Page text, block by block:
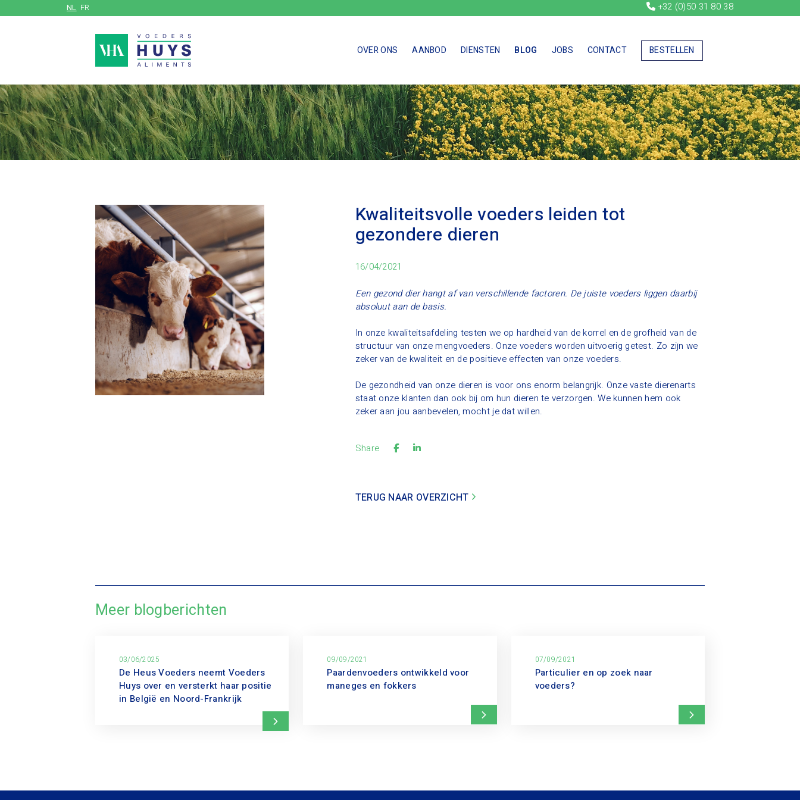
NL FR +32 (0)50 31 80 38
OVER ONS AANBOD DIENSTEN BLOG JOBS CONTACT BESTELLEN
Kwaliteitsvolle voeders leiden tot
gezondere dieren
16/04/2021
Een gezond dier hangt af van verschillende factoren. De juiste voeders liggen daarbij
absoluut aan de basis.
In onze kwaliteitsafdeling testen we op hardheid van de korrel en de grofheid van de
structuur van onze mengvoeders. Onze voeders worden uitvoerig getest. Zo zijn we
zeker van de kwaliteit en de positieve effecten van onze voeders.
De gezondheid van onze dieren is voor ons enorm belangrijk. Onze vaste dierenarts
staat onze klanten dan ook bij om hun dieren te verzorgen. We kunnen hem ook
zeker aan jou aanbevelen, mocht je dat willen.
Share
TERUG NAAR OVERZICHT
Meer blogberichten
03/06/2025
De Heus Voeders neemt Voeders
Huys over en versterkt haar positie
in België en Noord-Frankrijk
09/09/2021
Paardenvoeders ontwikkeld voor
maneges en fokkers
07/09/2021
Particulier en op zoek naar
voeders?